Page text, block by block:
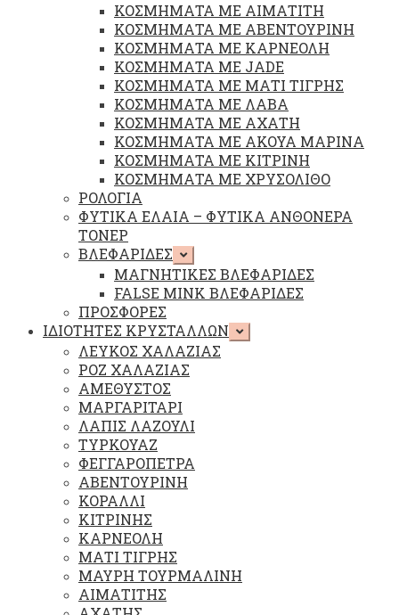
ΚΟΣΜΗΜΑΤΑ ΜΕ ΑΙΜΑΤΙΤΗ
ΚΟΣΜΗΜΑΤΑ ΜΕ ΑΒΕΝΤΟΥΡΙΝΗ
ΚΟΣΜΗΜΑΤΑ ΜΕ ΚΑΡΝΕΟΛΗ
ΚΟΣΜΗΜΑΤΑ ΜΕ JADE
ΚΟΣΜΗΜΑΤΑ ΜΕ ΜΑΤΙ ΤΙΓΡΗΣ
ΚΟΣΜΗΜΑΤΑ ΜΕ ΛΑΒΑ
ΚΟΣΜΗΜΑΤΑ ΜΕ ΑΧΑΤΗ
ΚΟΣΜΗΜΑΤΑ ΜΕ ΑΚΟΥΑ ΜΑΡΙΝΑ
ΚΟΣΜΗΜΑΤΑ ΜΕ ΚΙΤΡΙΝΗ
ΚΟΣΜΗΜΑΤΑ ΜΕ ΧΡΥΣΟΛΙΘΟ
ΡΟΛΟΓΙΑ
ΦΥΤΙΚΑ ΕΛΑΙΑ – ΦΥΤΙΚΑ ΑΝΘΟΝΕΡΑ
ΤΟΝΕΡ
ΒΛΕΦΑΡΙΔΕΣ Επέκταση
υπό-
μενού
ΜΑΓΝΗΤΙΚΕΣ ΒΛΕΦΑΡΙΔΕΣ
FALSE MINK ΒΛΕΦΑΡΙΔΕΣ
ΠΡΟΣΦΟΡΕΣ
ΙΔΙΟΤΗΤΕΣ ΚΡΥΣΤΑΛΛΩΝ Επέκταση
ΛΕΥΚΟΣ ΧΑΛΑΖΙΑΣ
ΡΟΖ ΧΑΛΑΖΙΑΣ
ΑΜΕΘΥΣΤΟΣ
ΜΑΡΓΑΡΙΤΑΡΙ
ΛΑΠΙΣ ΛΑΖΟΥΛΙ
ΤΥΡΚΟΥΑΖ
ΦΕΓΓΑΡΟΠΕΤΡΑ
ΑΒΕΝΤΟΥΡΙΝΗ
ΚΟΡΑΛΛΙ
ΚΙΤΡΙΝΗΣ
ΚΑΡΝΕΟΛΗ
ΜΑΤΙ ΤΙΓΡΗΣ
ΜΑΥΡΗ ΤΟΥΡΜΑΛΙΝΗ
ΑΙΜΑΤΙΤΗΣ